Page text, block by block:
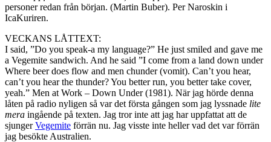
personer redan från början. (Martin Buber). Per Naroskin i
IcaKuriren.
VECKANS LÅTTEXT:
I said, ”Do you speak-a my language?” He just smiled and gave me
a Vegemite sandwich. And he said ”I come from a land down under
Where beer does flow and men chunder (vomit). Can’t you hear,
can’t you hear the thunder? You better run, you better take cover,
yeah.” Men at Work – Down Under (1981). När jag hörde denna
låten på radio nyligen så var det första gången som jag lyssnade lite
mera ingående på texten. Jag tror inte att jag har uppfattat att de
sjungerVegemite förrän nu. Jag visste inte heller vad det var förrän
jag besökte Australien.